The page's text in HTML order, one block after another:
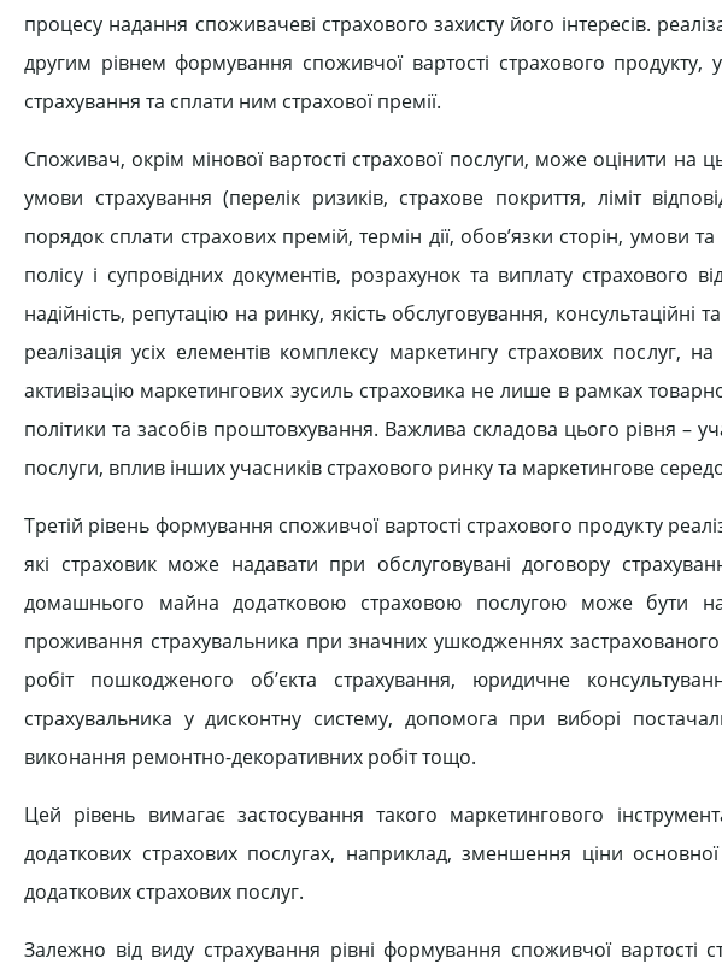
процесу надання споживачеві страхового захисту його інтересів.
другим рівнем формування споживчої вартості страхового
страхування та сплати ним страхової премії.
Споживач, окрім мінової вартості страхової послуги, може оцінити на
умови страхування (перелік ризиків, страхове покриття, ліміт
порядок сплати страхових премій, термін дії, обов’язки сторін, умови
полісу і супровідних документів, розрахунок та виплату страхового
надійність, репутацію на ринку, якість обслуговування,
реалізація усіх елементів комплексу маркетингу страхових послуг,
активізацію маркетингових зусиль страховика не лише в рамках
політики та засобів проштовхування. Важлива складова цього рівня –
послуги, вплив інших учасників страхового ринку та маркетингове
Третій рівень формування споживчої вартості страхового продукту
які страховик може надавати при обслуговувані договору
домашнього майна додатковою страховою послугою може бути
проживання страхувальника при значних ушкодженнях
робіт пошкодженого об’єкта страхування, юридичне
страхувальника у дисконтну систему, допомога при виборі
виконання ремонтно-декоративних робіт тощо.
Цей рівень вимагає застосування такого маркетингового
додаткових страхових послугах, наприклад, зменшення ціни
додаткових страхових послуг.
Залежно від виду страхування рівні формування споживчої вартості